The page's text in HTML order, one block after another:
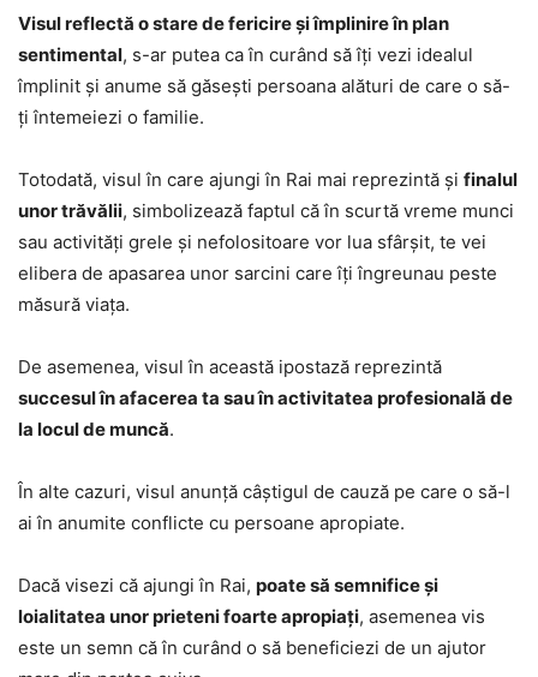
Visul reflectă o stare de fericire și împlinire în plan
sentimental, s-ar putea ca în curând să îți vezi idealul
împlinit și anume să găsești persoana alături de care o să-
ți întemeiezi o familie.
Totodată, visul în care ajungi în Rai mai reprezintă și finalul
unor trăvălii, simbolizează faptul că în scurtă vreme munci
sau activități grele și nefolositoare vor lua sfârșit, te vei
elibera de apasarea unor sarcini care îți îngreunau peste
măsură viața.
De asemenea, visul în această ipostază reprezintă
succesul în afacerea ta sau în activitatea profesională de
la locul de muncă.
În alte cazuri, visul anunță câștigul de cauză pe care o să-l
ai în anumite conflicte cu persoane apropiate.
Dacă visezi că ajungi în Rai, poate să semnifice și
loialitatea unor prieteni foarte apropiați, asemenea vis
este un semn că în curând o să beneficiezi de un ajutor